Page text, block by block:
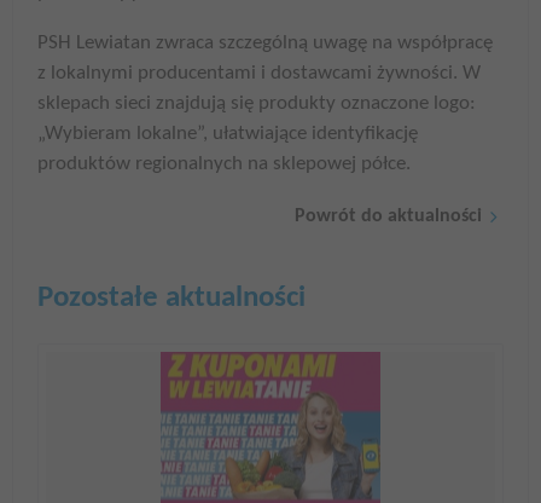
PSH Lewiatan zwraca szczególną uwagę na współpracę
z lokalnymi producentami i dostawcami żywności. W
sklepach sieci znajdują się produkty oznaczone logo:
„Wybieram lokalne”, ułatwiające identyfikację
produktów regionalnych na sklepowej półce.
Powrót do aktualności
Pozostałe aktualności